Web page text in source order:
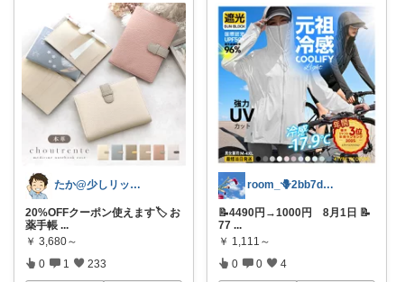
たか@少しリッチな生活がしたいパパ
20%OFFクーポン使えます🏷️ お
薬手帳 ...
￥ 3,680～
0 1 233
room_🪻2bb7d8bc05
📝4490円→1000円 8月1日 📝
77 ...
￥ 1,111～
0 0 4